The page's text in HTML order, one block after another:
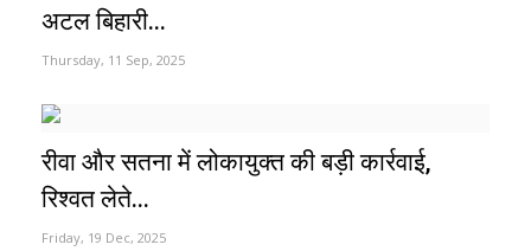
अटल बिहारी...
Thursday, 11 Sep, 2025
रीवा और सतना में लोकायुक्त की बड़ी कार्रवाई,
रिश्वत लेते...
Friday, 19 Dec, 2025